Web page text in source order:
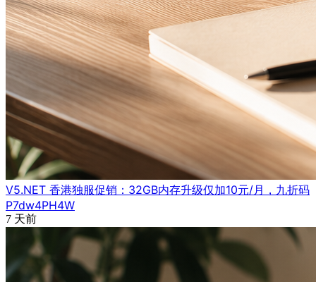
V5.NET 香港独服促销：32GB内存升级仅加10元/月，九折码
P7dw4PH4W
7 天前